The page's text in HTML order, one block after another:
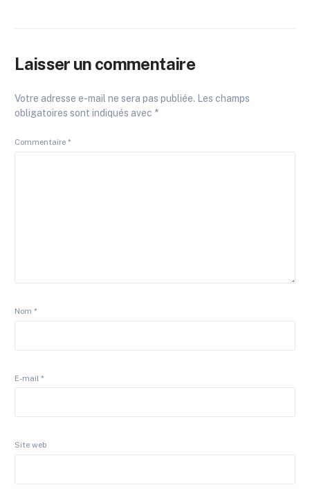
Laisser un commentaire
Votre adresse e-mail ne sera pas publiée. Les champs
obligatoires sont indiqués avec *
Commentaire*
Nom*
E-mail*
Site web